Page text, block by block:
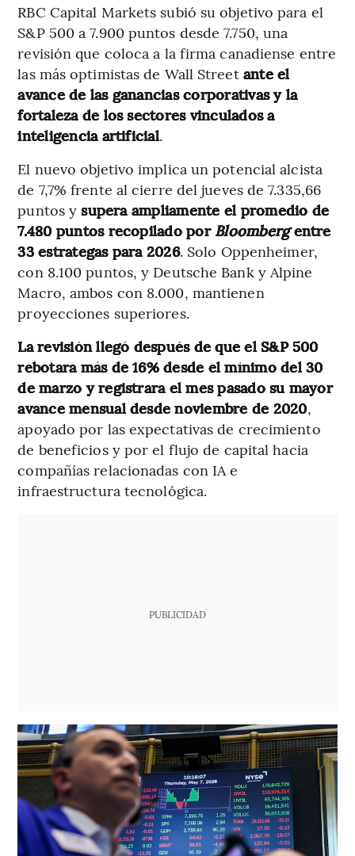
RBC Capital Markets subió su objetivo para el
S&P 500 a 7.900 puntos desde 7.750, una
revisión que coloca a la firma canadiense entre
las más optimistas de Wall Street ante el
avance de las ganancias corporativas y la
fortaleza de los sectores vinculados a
inteligencia artificial.
El nuevo objetivo implica un potencial alcista
de 7,7% frente al cierre del jueves de 7.335,66
puntos ysupera ampliamente el promedio de
7.480 puntos recopilado por Bloombergentre
33 estrategas para 2026. Solo Oppenheimer,
con 8.100 puntos, y Deutsche Bank y Alpine
Macro, ambos con 8.000, mantienen
proyecciones superiores.
La revisión llegó después de que el S&P 500
rebotara más de 16% desde el mínimo del 30
de marzo y registrara el mes pasado su mayor
avance mensual desde noviembre de 2020,
apoyado por las expectativas de crecimiento
de beneficios y por el flujo de capital hacia
compañías relacionadas con IA e
infraestructura tecnológica.
PUBLICIDAD